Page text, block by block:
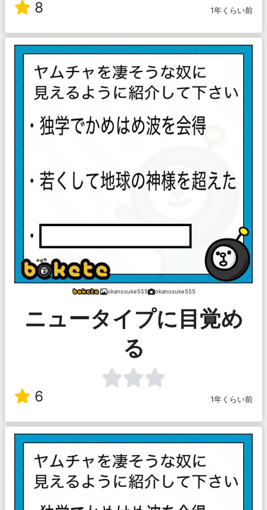
8 1年くらい前
okanosuke555 okanosuke555
ニュータイプに目覚め
る
6 1年くらい前